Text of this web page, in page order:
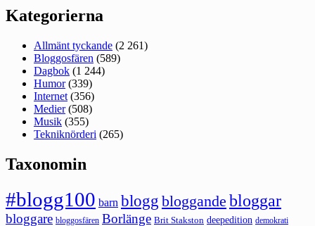
Kategorierna
Allmänt tyckande (2 261)
Bloggosfären (589)
Dagbok (1 244)
Humor(339)
Internet (356)
Medier(508)
Musik (355)
Tekniknörderi (265)
Taxonomin
#blogg100 barn blogg bloggande bloggar
bloggare bloggosfären Borlänge Brit Stakston deepedition demokrati